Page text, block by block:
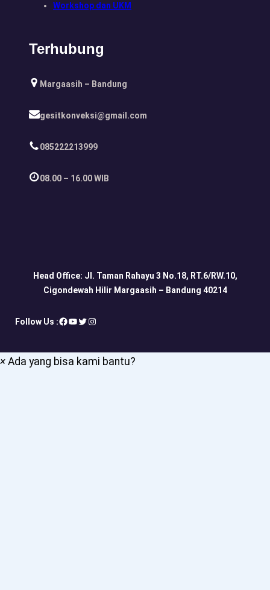
Workshop dan UKM
Terhubung
Margaasih – Bandung
gesitkonveksi@gmail.com
085222213999
08.00 – 16.00 WIB
Head Office: Jl. Taman Rahayu 3 No.18, RT.6/RW.10,
Cigondewah Hilir Margaasih – Bandung 40214
Follow Us :Facebook
YouTube
Twitter
Instagram
× Ada yang bisa kami bantu?